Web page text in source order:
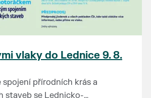
vždy!
vlaky do Lednice 9. 8.
spojení přírodních krás a
staveb se Lednicko-